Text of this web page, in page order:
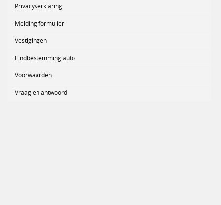
Privacyverklaring
Melding formulier
Vestigingen
Eindbestemming auto
Voorwaarden
Vraag en antwoord